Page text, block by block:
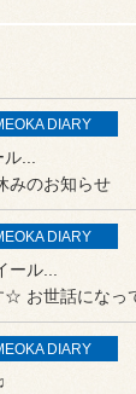
DIARY
...
のお知らせ
DIARY
ール...
お世話になっ
DIARY